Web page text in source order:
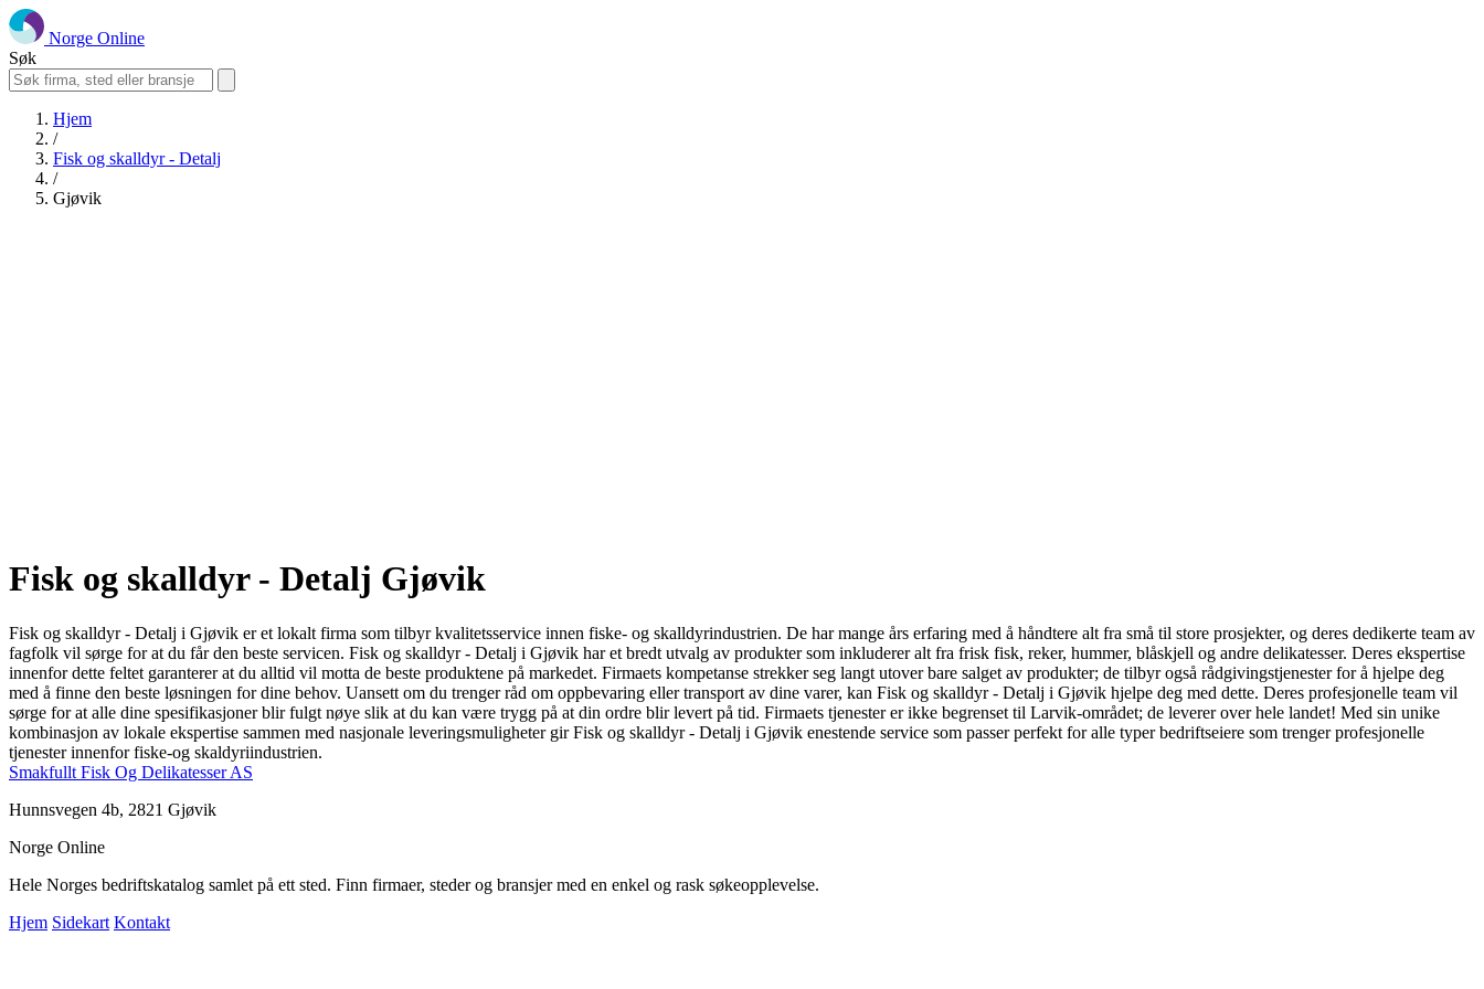
Norge Online
Søk
Hjem
/
Fisk og skalldyr - Detalj
/
Gjøvik
Fisk og skalldyr - Detalj Gjøvik
Fisk og skalldyr - Detalj i Gjøvik er et lokalt firma som tilbyr kvalitetsservice innen fiske- og skalldyrindustrien. De har mange års erfaring med å håndtere alt fra små til store prosjekter, og deres dedikerte team av
fagfolk vil sørge for at du får den beste servicen. Fisk og skalldyr - Detalj i Gjøvik har et bredt utvalg av produkter som inkluderer alt fra frisk fisk, reker, hummer, blåskjell og andre delikatesser. Deres ekspertise
innenfor dette feltet garanterer at du alltid vil motta de beste produktene på markedet. Firmaets kompetanse strekker seg langt utover bare salget av produkter; de tilbyr også rådgivingstjenester for å hjelpe deg
med å finne den beste løsningen for dine behov. Uansett om du trenger råd om oppbevaring eller transport av dine varer, kan Fisk og skalldyr - Detalj i Gjøvik hjelpe deg med dette. Deres profesjonelle team vil
sørge for at alle dine spesifikasjoner blir fulgt nøye slik at du kan være trygg på at din ordre blir levert på tid. Firmaets tjenester er ikke begrenset til Larvik-området; de leverer over hele landet! Med sin unike
kombinasjon av lokale ekspertise sammen med nasjonale leveringsmuligheter gir Fisk og skalldyr - Detalj i Gjøvik enestende service som passer perfekt for alle typer bedriftseiere som trenger profesjonelle
tjenester innenfor fiske-og skaldyriindustrien.
Smakfullt Fisk Og Delikatesser AS
Hunnsvegen 4b, 2821 Gjøvik
Norge Online
Hele Norges bedriftskatalog samlet på ett sted. Finn firmaer, steder og bransjer med en enkel og rask søkeopplevelse.
Hjem Sidekart Kontakt